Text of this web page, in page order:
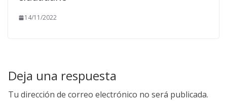
14/11/2022
Deja una respuesta
Tu dirección de correo electrónico no será publicada.